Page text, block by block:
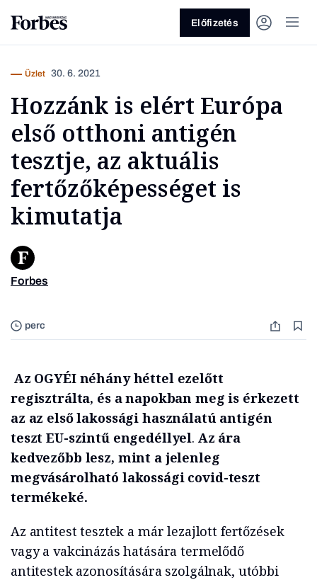
Vagy fedezze fel a következő
Előfizetés
perc
Üzlet 30. 6. 2021
Hozzánk is elért Európa
első otthoni antigén
tesztje, az aktuális
fertőzőképességet is
kimutatja
Forbes
Az OGYÉI néhány héttel ezelőtt
regisztrálta, és a napokban meg is érkezett
az az első lakossági használatú antigén
teszt EU-szintű engedéllyel. Az ára
kedvezőbb lesz, mint a jelenleg
megvásárolható lakossági covid-teszt
termékeké.
Az antitest tesztek a már lezajlott fertőzések
vagy a vakcinázás hatására termelődő
antitestek azonosítására szolgálnak, utóbbi